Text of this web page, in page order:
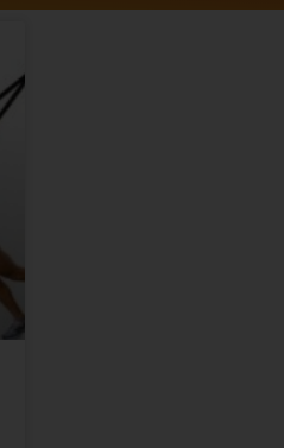
ki magadból a